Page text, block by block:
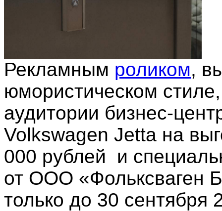
Рекламным роликом,
юмористическом
аудитории бизнес-
Volkswagen Jetta на
000 рублей и
от ООО «Фольксваген
только до 30